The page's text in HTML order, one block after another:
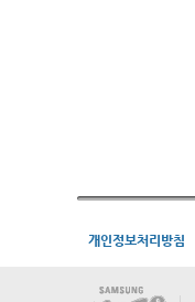
개인정보처리방침